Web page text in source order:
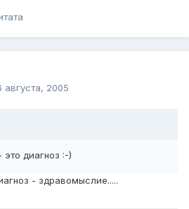
августа, 2005
диагноз :-)
- здравомыслие.....